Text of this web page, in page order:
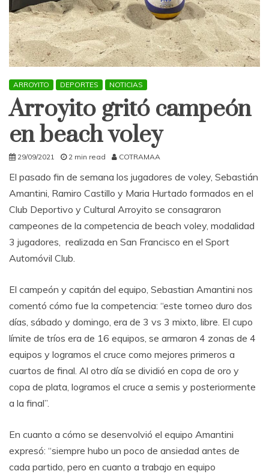
ARROYITO DEPORTES NOTICIAS
Arroyito gritó campeón
en beach voley
29/09/2021 2 min read COTRAMAA
El pasado fin de semana los jugadores de voley, Sebastián
Amantini, Ramiro Castillo y Maria Hurtado formados en el
Club Deportivo y Cultural Arroyito se consagraron
campeones de la competencia de beach voley, modalidad
3 jugadores, realizada en San Francisco en el Sport
Automóvil Club.
El campeón y capitán del equipo, Sebastian Amantini nos
comentó cómo fue la competencia: “este torneo duro dos
días, sábado y domingo, era de 3 vs 3 mixto, libre. El cupo
límite de tríos era de 16 equipos, se armaron 4 zonas de 4
equipos y logramos el cruce como mejores primeros a
cuartos de final. Al otro día se dividió en copa de oro y
copa de plata, logramos el cruce a semis y posteriormente
a la final”.
En cuanto a cómo se desenvolvió el equipo Amantini
expresó: “siempre hubo un poco de ansiedad antes de
cada partido, pero en cuanto a trabajo en equipo